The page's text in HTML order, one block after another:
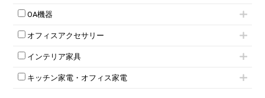
ラテラル書庫
ダイヤル錠ロッカー
ダイヤル錠ロッカー
ワードローブ・クローゼット
会議テーブルW1200～
会議テーブルW1800～
平行スタックテーブル
会議テーブルその他
ハイチェア
ミーティングチェアその他
応接・役員家具その他
ラウンジカウンター
受付カウンターその他
パーテーション
自立タイプパーテーション
パーテーションその他
脚付ホワイトボード
壁掛けホワイトボード
ホワイトボードその他
OA機器
電話機（ビジネスフォン）
シュレッダー
プロジェクター
スクリーン
オフィスアクセサリー
チェア用台車
演台・講演台・演説台
防音パネル
個室ブース
インテリア家具
モールドチェア
ダイニングチェア
キッチン家電・オフィス家電